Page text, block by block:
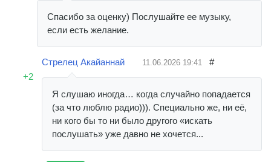
Спасибо за оценку) Послушайте ее музыку,
если есть желание.
+2
Стрелец Акайаннай 11.06.2026 19:41 #
Я слушаю иногда… когда случайно попадается
(за что люблю радио))). Специально же, ни её,
ни кого бы то ни было другого «искать
послушать» уже давно не хочется...